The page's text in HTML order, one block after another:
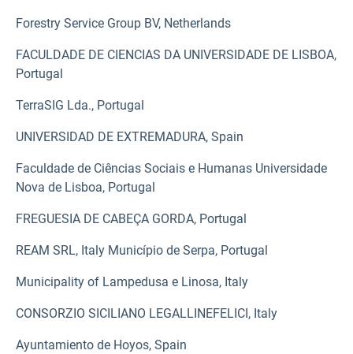
Forestry Service Group BV, Netherlands
FACULDADE DE CIENCIAS DA UNIVERSIDADE DE LISBOA,
Portugal
TerraSIG Lda., Portugal
UNIVERSIDAD DE EXTREMADURA, Spain
Faculdade de Ciências Sociais e Humanas Universidade
Nova de Lisboa, Portugal
FREGUESIA DE CABEÇA GORDA, Portugal
REAM SRL, Italy Município de Serpa, Portugal
Municipality of Lampedusa e Linosa, Italy
CONSORZIO SICILIANO LEGALLINEFELICI, Italy
Ayuntamiento de Hoyos, Spain